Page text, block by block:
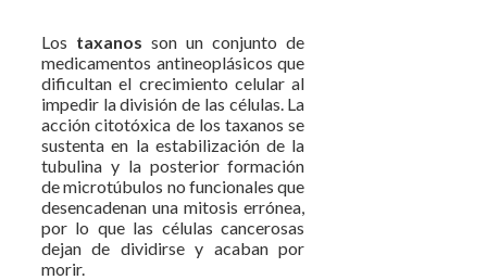
Los taxanos son un conjunto de
medicamentos antineoplásicos que
dificultan el crecimiento celular al
impedir la división de las células. La
acción citotóxica de los taxanos se
sustenta en la estabilización de la
tubulina y la posterior formación
de microtúbulos no funcionales que
desencadenan una mitosis errónea,
por lo que las células cancerosas
dejan de dividirse y acaban por
morir.